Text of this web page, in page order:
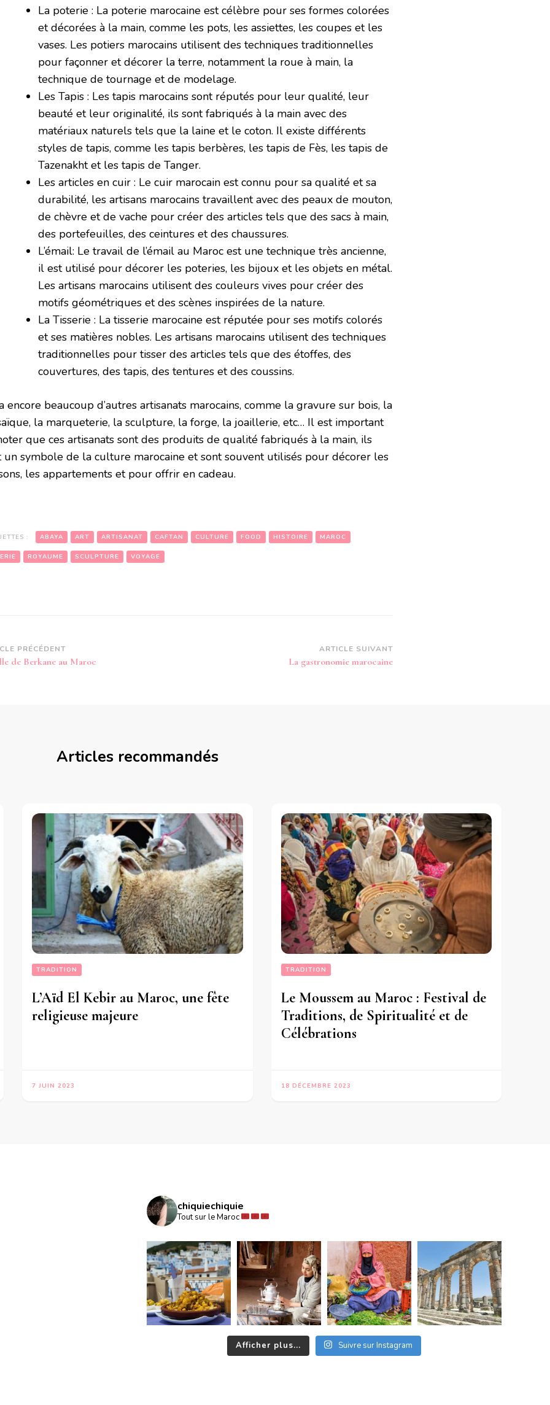
La poterie : La poterie marocaine est célèbre pour ses formes colorées
et décorées à la main, comme les pots, les assiettes, les coupes et les
vases. Les potiers marocains utilisent des techniques traditionnelles
pour façonner et décorer la terre, notamment la roue à main, la
technique de tournage et de modelage.
Les Tapis : Les tapis marocains sont réputés pour leur qualité, leur
beauté et leur originalité, ils sont fabriqués à la main avec des
matériaux naturels tels que la laine et le coton. Il existe différents
styles de tapis, comme les tapis berbères, les tapis de Fès, les tapis de
Tazenakht et les tapis de Tanger.
Les articles en cuir : Le cuir marocain est connu pour sa qualité et sa
durabilité, les artisans marocains travaillent avec des peaux de mouton,
de chèvre et de vache pour créer des articles tels que des sacs à main,
des portefeuilles, des ceintures et des chaussures.
L’émail: Le travail de l’émail au Maroc est une technique très ancienne,
il est utilisé pour décorer les poteries, les bijoux et les objets en métal.
Les artisans marocains utilisent des couleurs vives pour créer des
motifs géométriques et des scènes inspirées de la nature.
La Tisserie : La tisserie marocaine est réputée pour ses motifs colorés
et ses matières nobles. Les artisans marocains utilisent des techniques
traditionnelles pour tisser des articles tels que des étoffes, des
couvertures, des tapis, des tentures et des coussins.
encore beaucoup d’autres artisanats marocains, comme la gravure sur bois, la
la marqueterie, la sculpture, la forge, la joaillerie, etc… Il est important
que ces artisanats sont des produits de qualité fabriqués à la main, ils
un symbole de la culture marocaine et sont souvent utilisés pour décorer les
les appartements et pour offrir en cadeau.
: ABAYA ART ARTISANAT CAFTAN CULTURE FOOD HISTOIRE MAROC
ROYAUME SCULPTURE VOYAGE
PRÉCÉDENT
de Berkane au Maroc
ARTICLE SUIVANT
La gastronomie marocaine
Articles recommandés
TRADITION
L’Aïd El Kebir au Maroc, une fête
religieuse majeure
7 JUIN 2023
TRADITION
Le Moussem au Maroc : Festival de
Traditions, de Spiritualité et de
Célébrations
18 DÉCEMBRE 2023
chiquiechiquie
Tout sur le Maroc
Afficher plus... Suivre sur Instagram